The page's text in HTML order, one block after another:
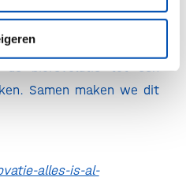
hebben we zelf –
politiek en burgers – de
de biorevolutie tot een
Samen maken we dit
alles-is-al-